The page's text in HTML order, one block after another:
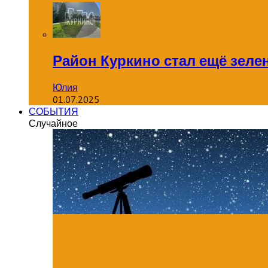
Район Куркино стал ещё
Юлия
01.07.2025
СОБЫТИЯ
Случайное